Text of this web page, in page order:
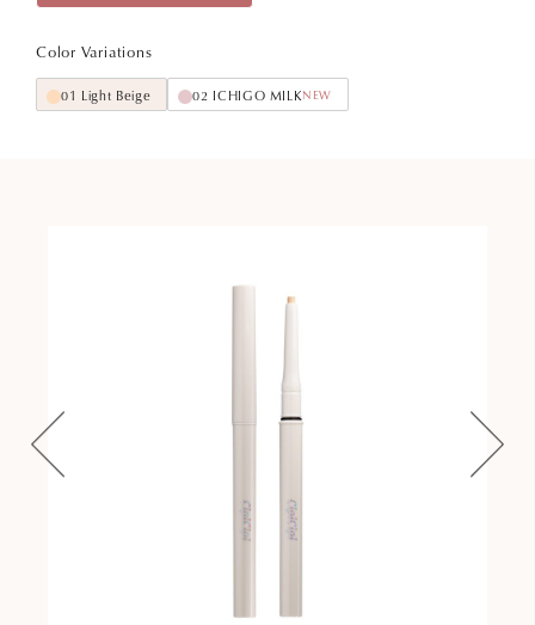
Color Variations
01 Light Beige 02 ICHIGO MILKNEW